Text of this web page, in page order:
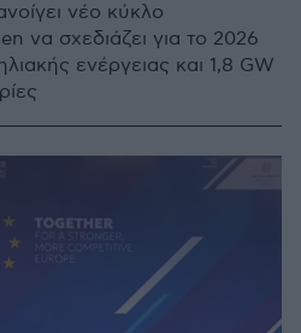
νέο κύκλο
να σχεδιάζει για το 2026
ενέργειας και 1,8 GW